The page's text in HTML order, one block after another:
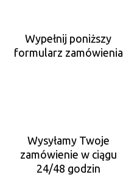
Wypełnij poniższy
formularz zamówienia
Wysyłamy Twoje
zamówienie w ciągu
24/48 godzin